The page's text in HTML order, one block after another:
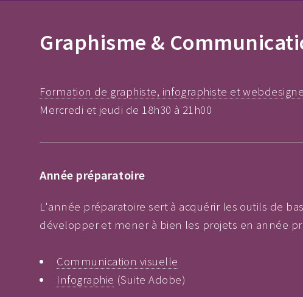
Graphisme &
Formation de graphiste, infographiste et
Mercredi et jeudi de 18h30 à 21h00
Année préparatoire
L'année préparatoire sert à acquérir les outils de
développer et mener à bien les projets en année
Communication visuelle
Infographie (Suite Adobe)